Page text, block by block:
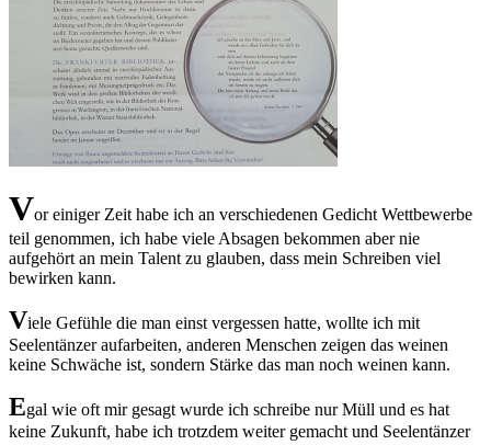
Vor einiger Zeit habe ich an verschiedenen Gedicht Wettbewerbe
teil genommen, ich habe viele Absagen bekommen aber nie
aufgehört an mein Talent zu glauben, dass mein Schreiben viel
bewirken kann.
Viele Gefühle die man einst vergessen hatte, wollte ich mit
Seelentänzer aufarbeiten, anderen Menschen zeigen das weinen
keine Schwäche ist, sondern Stärke das man noch weinen kann.
Egal wie oft mir gesagt wurde ich schreibe nur Müll und es hat
keine Zukunft, habe ich trotzdem weiter gemacht und Seelentänzer